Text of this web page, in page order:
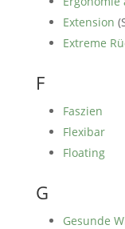
Extension
Extreme
F
Faszien
Flexibar
Floating
G
Gesunde